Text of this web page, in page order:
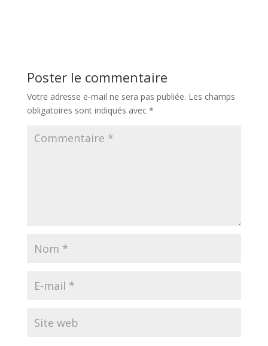
Poster le commentaire
Votre adresse e-mail ne sera pas publiée. Les champs
obligatoires sont indiqués avec *